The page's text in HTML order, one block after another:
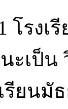
รีย
ะเป็
รียน